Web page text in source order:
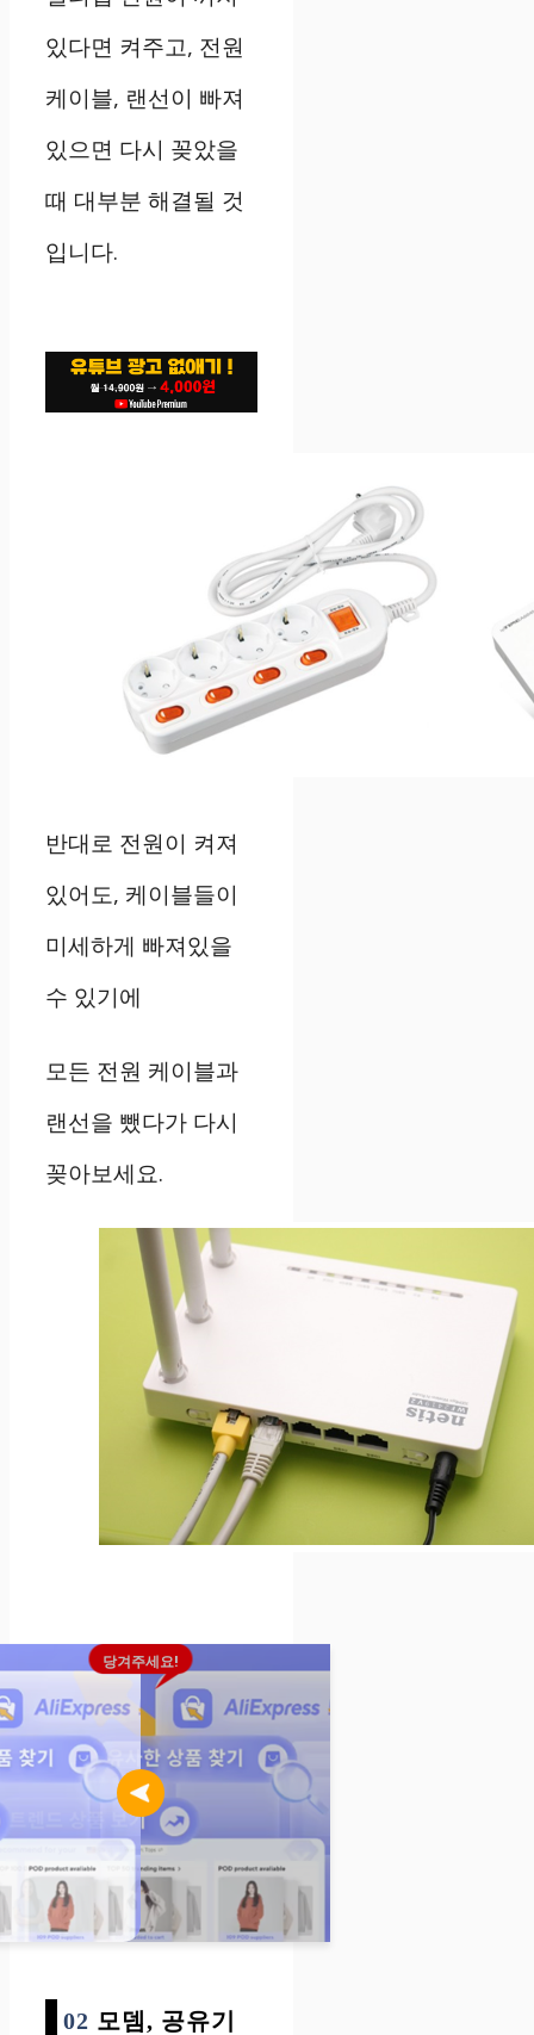
있다면 켜주고, 전원
케이블, 랜선이 빠져
있으면 다시 꽂았을
때 대부분 해결될 것
입니다.
반대로 전원이 켜져
있어도, 케이블들이
미세하게 빠져있을
수 있기에
모든 전원 케이블과
랜선을 뺐다가 다시
꽂아보세요.
02 모뎀, 공유기